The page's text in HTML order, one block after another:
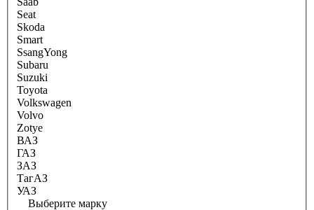
Seat
Skoda
Smart
SsangYong
Subaru
Suzuki
Toyota
Volkswagen
Volvo
Zotye
ВАЗ
ГАЗ
ЗАЗ
ТагАЗ
УАЗ
Выберите марку